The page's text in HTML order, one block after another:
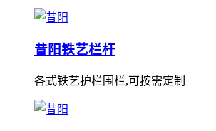
昔阳铁艺栏杆
各式铁艺护栏围栏,可按需定制